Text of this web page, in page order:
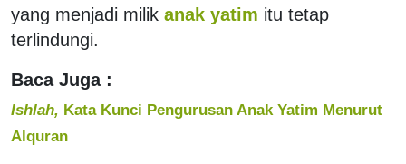
yang menjadi milik anak yatim itu tetap
terlindungi.
Baca Juga :
Ishlah, Kata Kunci Pengurusan Anak Yatim Menurut
Alquran